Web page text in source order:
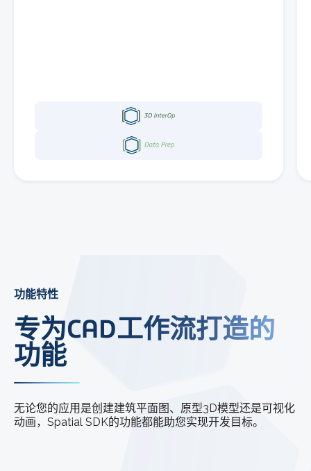
功能特性
专为CAD工作流打造的
功能
无论您的应用是创建建筑平面图、原型3D模型还是可视化
动画，Spatial SDK的功能都能助您实现开发目标。